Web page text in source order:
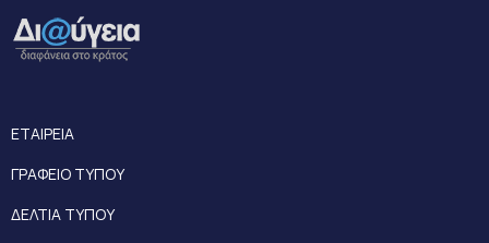
ΕΤΑΙΡΕΙΑ
ΓΡΑΦΕΙΟ ΤΥΠΟΥ
ΔΕΛΤΙΑ ΤΥΠΟΥ